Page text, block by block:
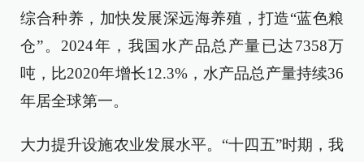
综合种养，加快发展深远海养殖，打造“蓝色粮
仓”。2024年，我国水产品总产量已达7358万
吨，比2020年增长12.3%，水产品总产量持续36
年居全球第一。
大力提升设施农业发展水平。“十四五”时期，我